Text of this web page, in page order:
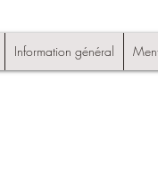
Information général